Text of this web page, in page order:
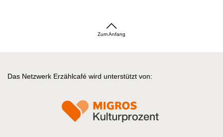
Zum Anfang
Das Netzwerk Erzählcafé wird unterstützt von: